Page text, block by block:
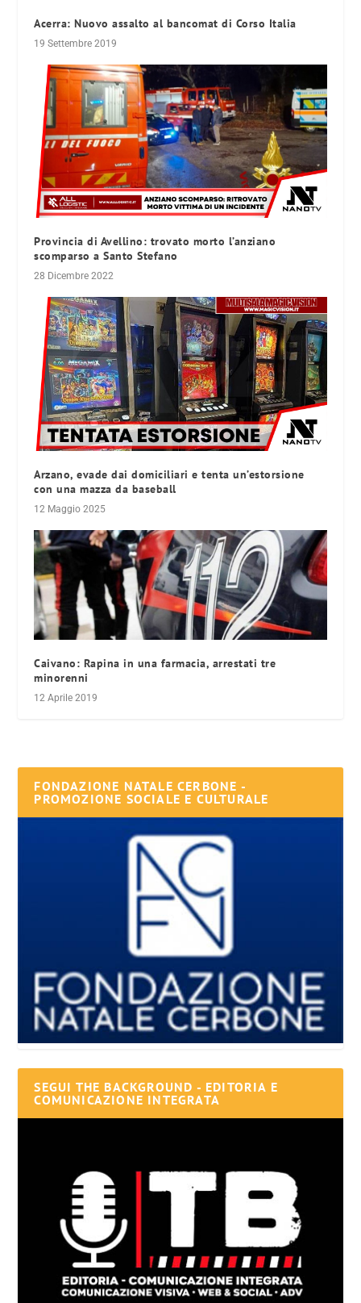
Acerra: Nuovo assalto al bancomat di Corso Italia
19 Settembre 2019
Provincia di Avellino: trovato morto l’anziano
scomparso a Santo Stefano
28 Dicembre 2022
Arzano, evade dai domiciliari e tenta un’estorsione
con una mazza da baseball
12 Maggio 2025
Caivano: Rapina in una farmacia, arrestati tre
minorenni
12 Aprile 2019
FONDAZIONE NATALE CERBONE -
PROMOZIONE SOCIALE E CULTURALE
SEGUI THE BACKGROUND - EDITORIA E
COMUNICAZIONE INTEGRATA